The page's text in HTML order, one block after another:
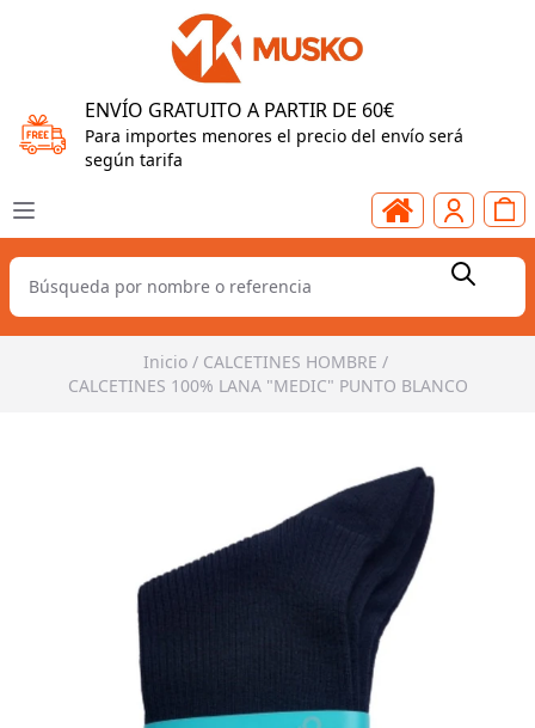
ENVÍO GRATUITO A PARTIR DE 60€
Para importes menores el precio del envío será
según tarifa
Inicio / CALCETINES HOMBRE /
CALCETINES 100% LANA "MEDIC" PUNTO BLANCO